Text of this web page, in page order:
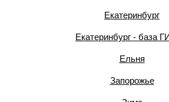
Екатеринбург
Екатеринбург - база
Ельня
Запорожье